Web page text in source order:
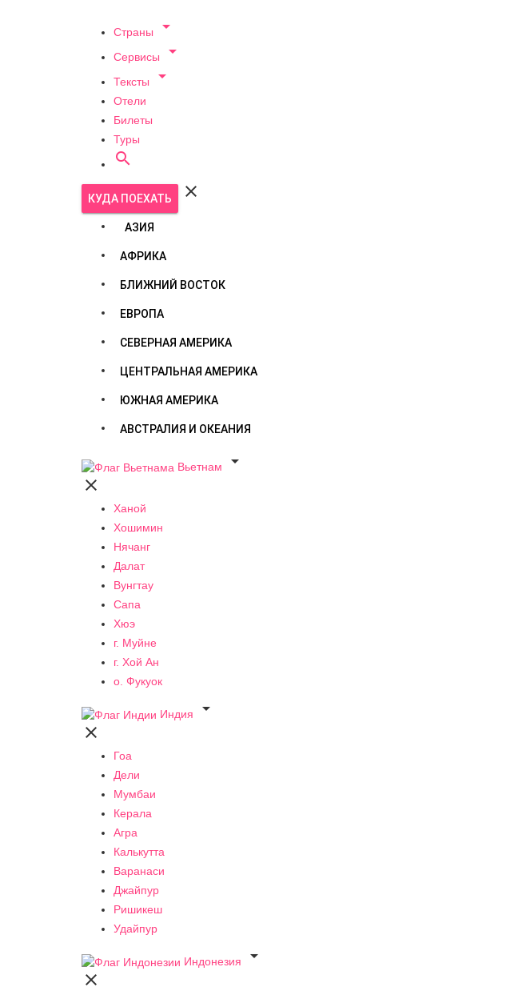
Страны 
Сервисы 
Тексты 
Отели
Билеты
Туры

КУДА ПОЕХАТЬ 
АЗИЯ
АФРИКА
БЛИЖНИЙ ВОСТОК
ЕВРОПА
СЕВЕРНАЯ АМЕРИКА
ЦЕНТРАЛЬНАЯ АМЕРИКА
ЮЖНАЯ АМЕРИКА
АВСТРАЛИЯ И ОКЕАНИЯ
Вьетнам


Ханой
Хошимин
Нячанг
Далат
Вунгтау
Сапа
Хюэ
г. Муйне
г. Хой Ан
о. Фукуок
Индия


Гоа
Дели
Мумбаи
Керала
Агра
Калькутта
Варанаси
Джайпур
Ришикеш
Удайпур
Индонезия

